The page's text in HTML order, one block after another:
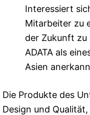
Interessiert
Mitarbeiter zu
der Zukunft
ADATA als
Asien
Die Produkte des
Design und